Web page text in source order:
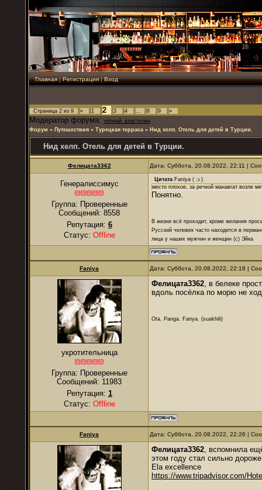
Главная|Регистрация|Вход
Страница 2 из 9 « 1 2 3 4 … 8 9 »
Модератор форума: чёрный_властелин
Форум » Путешествия » Турецкая терраса » Нид хелп. Отель для детей в Турции.
Нид хелп. Отель для детей в Турции.
Фелицата3362 Дата: Суббота, 20.08.2022, 22:11 |
Генералиссимус
Группа: Проверенные
Сообщений: 8558
Репутация: 6
Статус: Offline
Цитата Faniya (
)
место плохое, за речкой манавгат возле
Понятно.
В жизни всё проходит, кроме желания
Русский человек часто находится в
лица у наших мужчин и женщин (с) Эйка
Faniya Дата: Суббота, 20.08.2022, 22:16 |
укротительница
Группа: Проверенные
Сообщений: 11983
Репутация: 1
Статус: Offline
Фелицата3362, в белеке
вдоль посёлка по морю не
Ota. Panga. Fanya. (suakhili)
Faniya Дата: Суббота, 20.08.2022, 22:26 |
Фелицата3362, вспомнила
этом году стал сильно дороже
Ela excellence
https://www.tripadvisor.com/